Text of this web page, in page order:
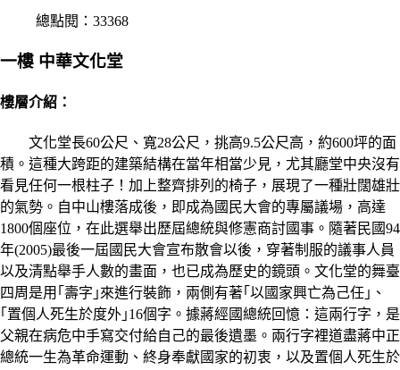
總點閱：33368
一樓 中華文化堂
樓層介紹：
文化堂長60公尺、寬28公尺，挑高9.5公尺高，約600坪的面
積。這種大跨距的建築結構在當年相當少見，尤其廳堂中央沒有
看見任何一根柱子！加上整齊排列的椅子，展現了一種壯闊雄壯
的氣勢。自中山樓落成後，即成為國民大會的專屬議場，高達
1800個座位，在此選舉出歷屆總統與修憲商討國事。隨著民國94
年(2005)最後一屆國民大會宣布散會以後，穿著制服的議事人員
以及清點舉手人數的畫面，也已成為歷史的鏡頭。文化堂的舞臺
四周是用｢壽字｣來進行裝飾，兩側有著｢以國家興亡為己任｣、
｢置個人死生於度外｣16個字。據蔣經國總統回憶：這兩行字，是
父親在病危中手寫交付給自己的最後遺墨。兩行字裡道盡蔣中正
總統一生為革命運動、終身奉獻國家的初衷，以及置個人死生於